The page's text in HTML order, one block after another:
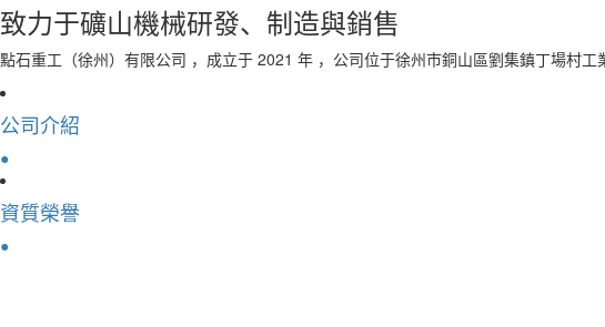
致力于礦山機械研發、制造與銷售
點石重工（徐州）有限公司 ，成立于 2021 年 ，公司位于徐州市銅山區劉集鎮丁場村
公司介紹
●
資質榮譽
●